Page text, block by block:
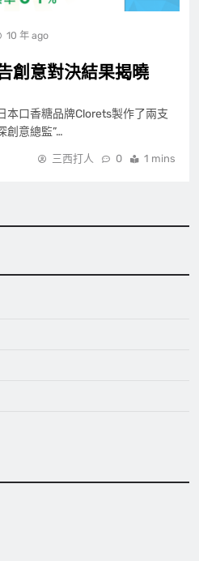
10 年 ago
創意對決結果揭曉
本口香糖品牌Clorets製作了兩支
創意總監”…
三西打人 0 1 mins